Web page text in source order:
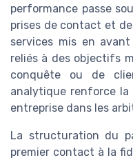
performance passe
prises de contact et
services mis en
reliés à des objectifs
conquête ou de
analytique renforce
entreprise dans les
La structuration du
premier contact à la